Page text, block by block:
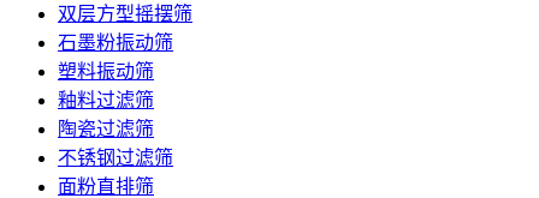
双层方型摇摆筛
石墨粉振动筛
塑料振动筛
釉料过滤筛
陶瓷过滤筛
不锈钢过滤筛
面粉直排筛